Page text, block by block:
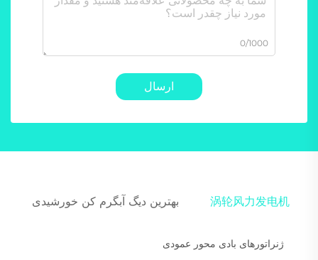
0/1000
ارسال
涡轮风力发电机 بهترین دیگ آبگرم کن خورشیدی
ژنراتورهای بادی محور عمودی